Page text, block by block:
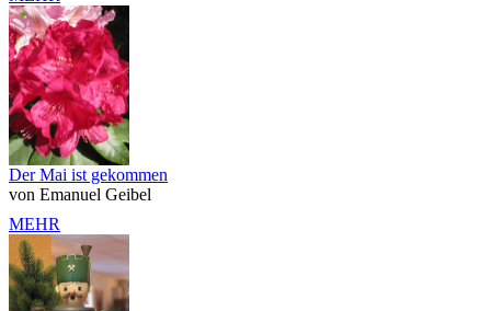
Der Mai ist gekommen
von Emanuel Geibel
MEHR